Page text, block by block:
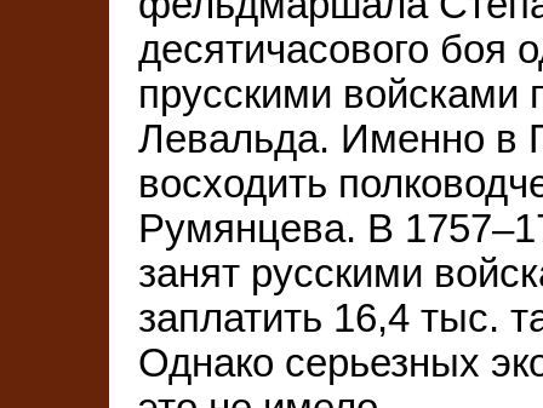
десятичасового боя
прусскими
Левальда. Именно в
восходить
Румянцева. В
занят русскими
заплатить 16,4 тыс.
Однако серьезных